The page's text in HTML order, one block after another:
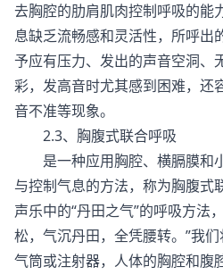
去胸腔的肋肩肌肉控制呼吸的能
息缺乏流畅感和灵活性，所呼出
予应有压力、发出的声音空洞、
彩，发高音时尤其感到困难，还
音不准等现象。
2.3、胸腹式联合呼吸
是一种应用胸腔、横膈膜和
与控制气息的方法，称为胸腹式
声乐中的“丹田之气”的呼吸方法
松，气沉丹田，全凭腰转。”我
气筒或注射器，人体的胸腔和腹